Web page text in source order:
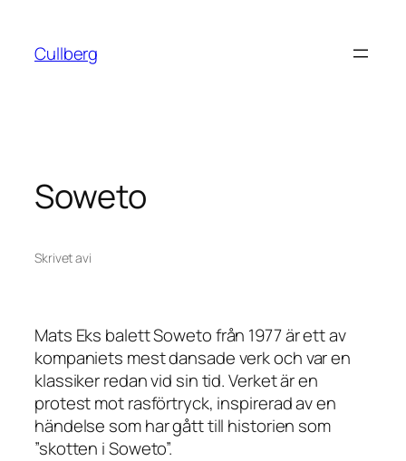
innehåll
Cullberg
Soweto
Skrivet avi
Mats Eks balettSowetofrån 1977 är ett av
kompaniets mest dansade verk och var en
klassiker redan vid sin tid. Verket är en
protest mot rasförtryck, inspirerad av en
händelse som har gått till historien som
”skotten i Soweto”.